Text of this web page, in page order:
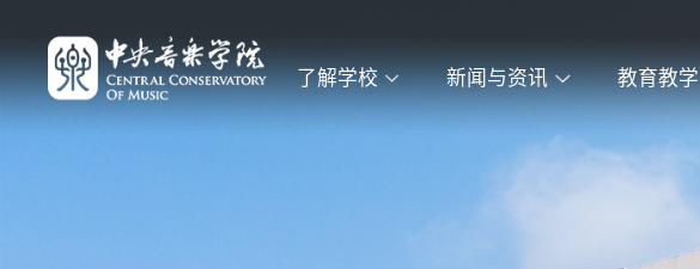
了解学校 新闻与资讯 教育教学